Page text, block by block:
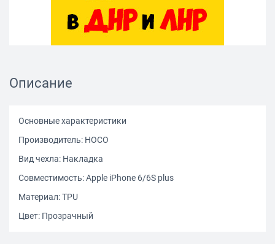
Описание
Основные характеристики
Производитель: HOCO
Вид чехла: Накладка
Совместимость: Apple iPhone 6/6S plus
Материал: TPU
Цвет: Прозрачный